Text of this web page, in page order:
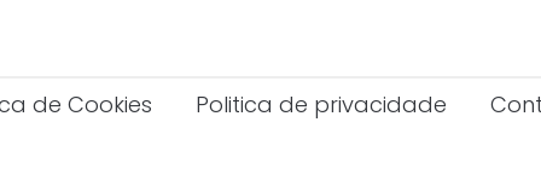
de Cookies Politica de privacidade